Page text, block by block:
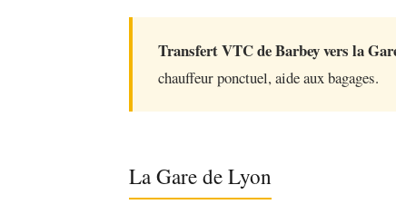
Transfert VTC de Barbey vers la
chauffeur ponctuel, aide aux bagages.
La Gare de Lyon